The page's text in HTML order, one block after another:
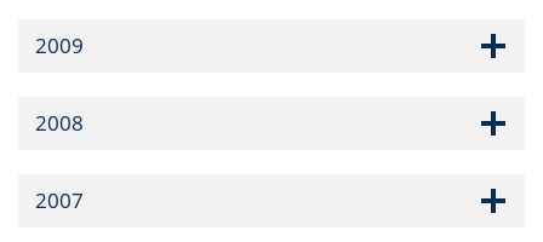
2009
2008
2007